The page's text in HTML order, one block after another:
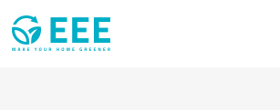
Przejdź do treści